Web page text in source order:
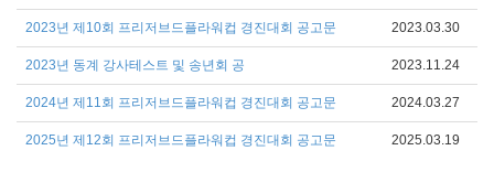
2023년 제10회 프리저브드플라워컵 경진대회 공고문 2023.03.30
2023년 동계 강사테스트 및 송년회 공 2023.11.24
2024년 제11회 프리저브드플라워컵 경진대회 공고문 2024.03.27
2025년 제12회 프리저브드플라워컵 경진대회 공고문 2025.03.19